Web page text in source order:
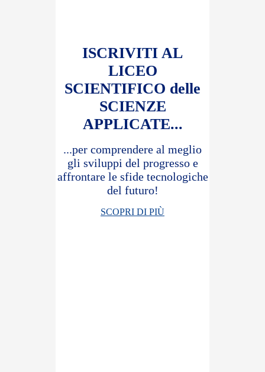
ISCRIVITI AL
LICEO
SCIENTIFICO delle
SCIENZE
APPLICATE...
...per comprendere al meglio
gli sviluppi del progresso e
affrontare le sfide tecnologiche
del futuro!
SCOPRI DI PIÙ